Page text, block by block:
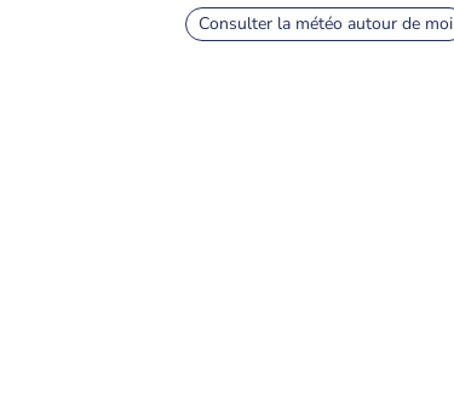
Consulter la météo autour de moi